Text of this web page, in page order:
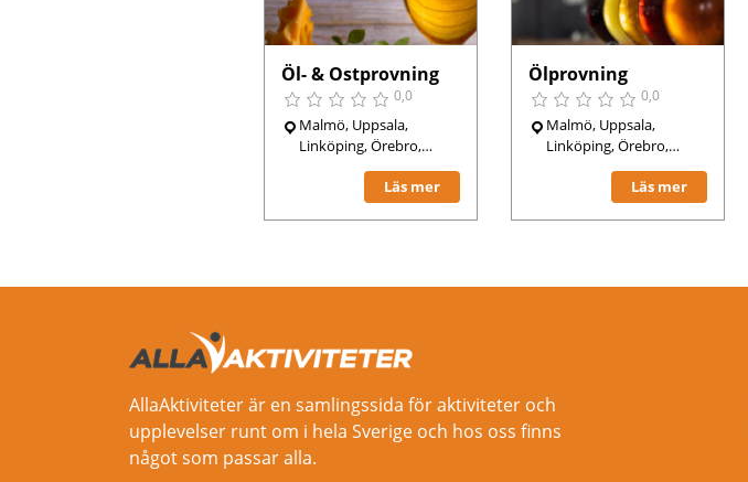
Öl- & Ostprovning
0,0
Malmö, Uppsala,
Linköping, Örebro,
Västerås, Gävle,
Karlstad, Göteborg,
Stockholm,
Läs mer
Ölprovning
0,0
Malmö, Uppsala,
Linköping, Örebro,
Västerås, Helsingborg,
Gävle, Växjö, Karlstad,
Göteborg, Stockholm,
Läs mer
AllaAktiviteter är en samlingssida för aktiviteter och
upplevelser runt om i hela Sverige och hos oss finns
något som passar alla.